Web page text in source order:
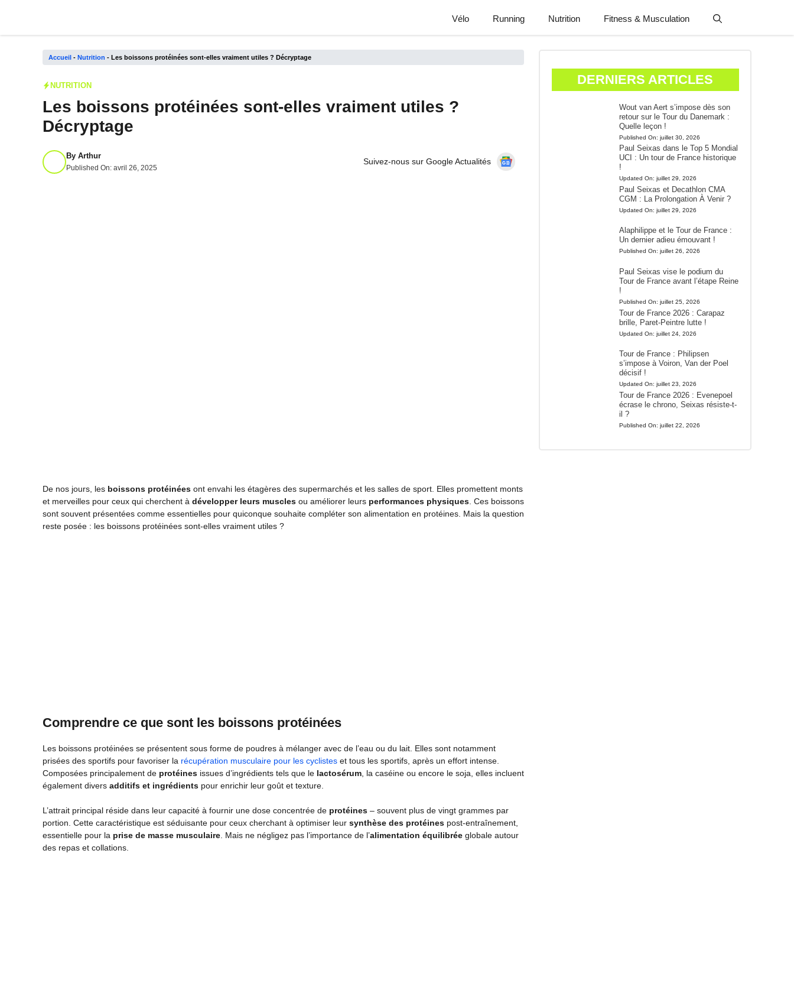
Vélo Running Nutrition Fitness & Musculation
Accueil - Nutrition - Les boissons protéinées sont-elles vraiment utiles ? Décryptage
NUTRITION
Les boissons protéinées sont-elles vraiment utiles ?
Décryptage
By Arthur
Published On: avril 26, 2025
Suivez-nous sur Google Actualités
De nos jours, les boissons protéinées ont envahi les étagères des supermarchés et les salles de sport. Elles promettent monts
et merveilles pour ceux qui cherchent à développer leurs muscles ou améliorer leurs performances physiques. Ces boissons
sont souvent présentées comme essentielles pour quiconque souhaite compléter son alimentation en protéines. Mais la question
reste posée : les boissons protéinées sont-elles vraiment utiles ?
Comprendre ce que sont les boissons protéinées
Les boissons protéinées se présentent sous forme de poudres à mélanger avec de l’eau ou du lait. Elles sont notamment
prisées des sportifs pour favoriser la récupération musculaire pour les cyclistes et tous les sportifs, après un effort intense.
Composées principalement de protéines issues d’ingrédients tels que le lactosérum, la caséine ou encore le soja, elles incluent
également divers additifs et ingrédients pour enrichir leur goût et texture.
L’attrait principal réside dans leur capacité à fournir une dose concentrée de protéines – souvent plus de vingt grammes par
portion. Cette caractéristique est séduisante pour ceux cherchant à optimiser leur synthèse des protéines post-entraînement,
essentielle pour la prise de masse musculaire. Mais ne négligez pas l’importance de l’alimentation équilibrée globale autour
des repas et collations.
DERNIERS ARTICLES
Wout van Aert s’impose dès son
retour sur le Tour du Danemark :
Quelle leçon !
Published On: juillet 30, 2026
Paul Seixas dans le Top 5 Mondial
UCI : Un tour de France historique
!
Updated On: juillet 29, 2026
Paul Seixas et Decathlon CMA
CGM : La Prolongation À Venir ?
Updated On: juillet 29, 2026
Alaphilippe et le Tour de France :
Un dernier adieu émouvant !
Published On: juillet 26, 2026
Paul Seixas vise le podium du
Tour de France avant l’étape Reine
!
Published On: juillet 25, 2026
Tour de France 2026 : Carapaz
brille, Paret-Peintre lutte !
Updated On: juillet 24, 2026
Tour de France : Philipsen
s’impose à Voiron, Van der Poel
décisif !
Updated On: juillet 23, 2026
Tour de France 2026 : Evenepoel
écrase le chrono, Seixas résiste-t-
il ?
Published On: juillet 22, 2026